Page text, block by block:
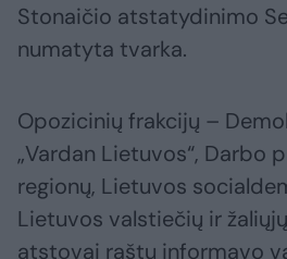
Stonaičio atstatydinimo
numatyta tvarka.
Opozicinių frakcijų –
„Vardan Lietuvos“, Darbo
regionų, Lietuvos
Lietuvos valstiečių ir
atstovai raštu informavo